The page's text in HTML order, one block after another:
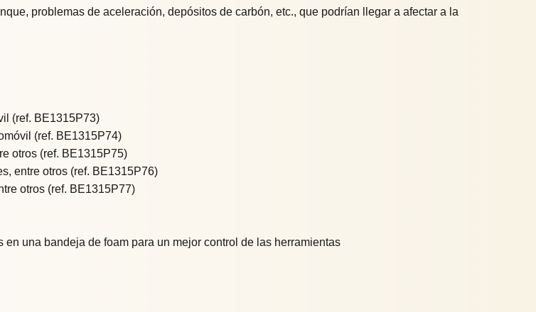
problemas de aceleración, depósitos de carbón, etc., que podrían llegar a afectar a la
(ref. BE1315P73)
(ref. BE1315P74)
otros (ref. BE1315P75)
entre otros (ref. BE1315P76)
otros (ref. BE1315P77)
una bandeja de foam para un mejor control de las herramientas